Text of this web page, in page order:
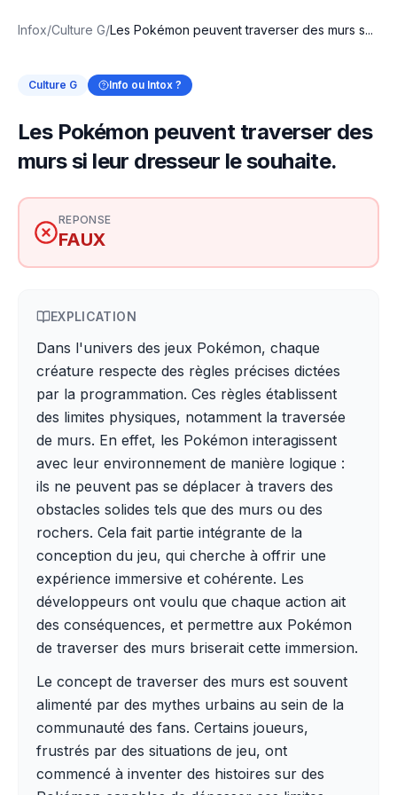
Infox/Culture G/Les Pokémon peuvent traverser des murs s...
Culture G Info ou Intox ?
Les Pokémon peuvent traverser des
murs si leur dresseur le souhaite.
REPONSE
FAUX
EXPLICATION
Dans l'univers des jeux Pokémon, chaque
créature respecte des règles précises dictées
par la programmation. Ces règles établissent
des limites physiques, notamment la traversée
de murs. En effet, les Pokémon interagissent
avec leur environnement de manière logique :
ils ne peuvent pas se déplacer à travers des
obstacles solides tels que des murs ou des
rochers. Cela fait partie intégrante de la
conception du jeu, qui cherche à offrir une
expérience immersive et cohérente. Les
développeurs ont voulu que chaque action ait
des conséquences, et permettre aux Pokémon
de traverser des murs briserait cette immersion.
Le concept de traverser des murs est souvent
alimenté par des mythes urbains au sein de la
communauté des fans. Certains joueurs,
frustrés par des situations de jeu, ont
commencé à inventer des histoires sur des